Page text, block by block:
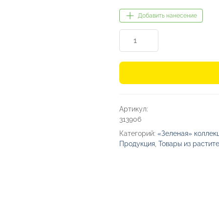
Добавить нанесение
товара
Карандаш
Артикул:
313906
Категорий: «Зеленая»
Продукция Товары из